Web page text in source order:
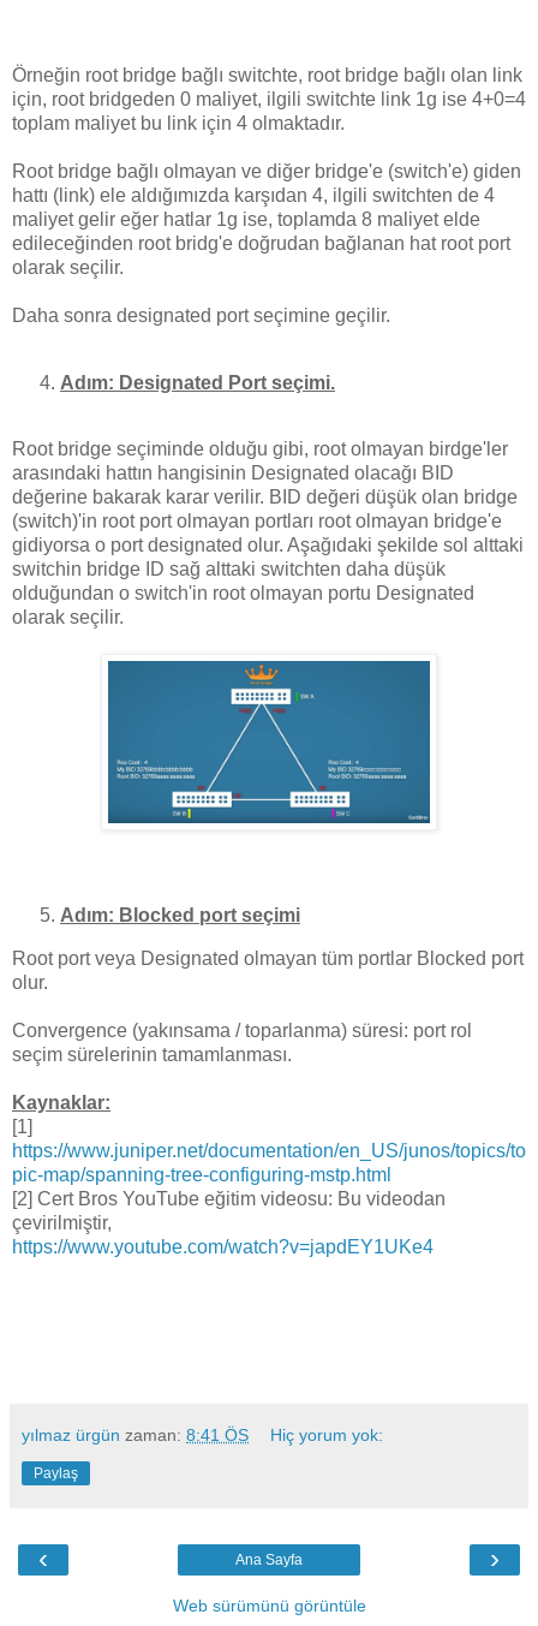
Örneğin root bridge bağlı switchte, root bridge bağlı olan link
için, root bridgeden 0 maliyet, ilgili switchte link 1g ise 4+0=4
toplam maliyet bu link için 4 olmaktadır.
Root bridge bağlı olmayan ve diğer bridge'e (switch'e) giden
hattı (link) ele aldığımızda karşıdan 4, ilgili switchten de 4
maliyet gelir eğer hatlar 1g ise, toplamda 8 maliyet elde
edileceğinden root bridg'e doğrudan bağlanan hat root port
olarak seçilir.
Daha sonra designated port seçimine geçilir.
Adım: Designated Port seçimi.
Root bridge seçiminde olduğu gibi, root olmayan birdge'ler
arasındaki hattın hangisinin Designated olacağı BID
değerine bakarak karar verilir. BID değeri düşük olan bridge
(switch)'in root port olmayan portları root olmayan bridge'e
gidiyorsa o port designated olur. Aşağıdaki şekilde sol alttaki
switchin bridge ID sağ alttaki switchten daha düşük
olduğundan o switch'in root olmayan portu Designated
olarak seçilir.
Adım: Blocked port seçimi
Root port veya Designated olmayan tüm portlar Blocked port
olur.
Convergence (yakınsama / toparlanma) süresi: port rol
seçim sürelerinin tamamlanması.
Kaynaklar:
[1]
https://www.juniper.net/documentation/en_US/junos/topics/to
pic-map/spanning-tree-configuring-mstp.html
[2] Cert Bros YouTube eğitim videosu: Bu videodan
çevirilmiştir,
https://www.youtube.com/watch?v=japdEY1UKe4
yılmaz ürgün zaman: 8:41 ÖS Hiç yorum yok:
Paylaş
‹ ›
Ana Sayfa
Web sürümünü görüntüle